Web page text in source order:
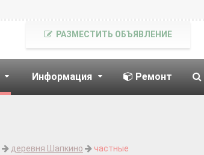
Информация Ремонт
РАЗМЕСТИТЬ ОБЪЯВЛЕНИЕ
деревня Шапкино
частные